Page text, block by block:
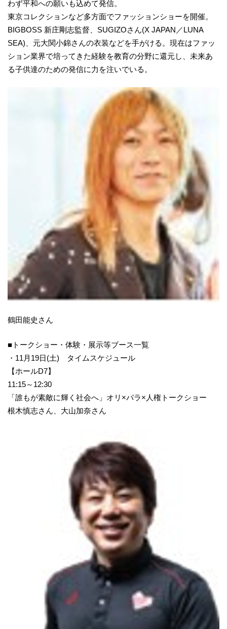
わず平和への願いも込めて発信。
東京コレクションなど多方面でファッションショーを開催。
BIGBOSS 新庄剛志監督、SUGIZOさん(X JAPAN／LUNA
SEA)、元大関小錦さんの衣装などを手がける。現在はファッ
ション業界で培ってきた経験を教育の分野に還元し、未来あ
る子供達のための発信に力を注いでいる。
鶴田能史さん
■トークショー・体験・展示等ブース一覧
・11月19日(土) タイムスケジュール
【ホールD7】
11:15～12:30
「誰もが素敵に輝く社会へ」オリ×パラ×人権トークショー
根木慎志さん、大山加奈さん